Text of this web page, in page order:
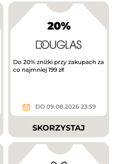
20%
Do 20% zniżki przy zakupach za
co najmniej 199 zł!
DO 09.08.2026 23:59
SKORZYSTAJ